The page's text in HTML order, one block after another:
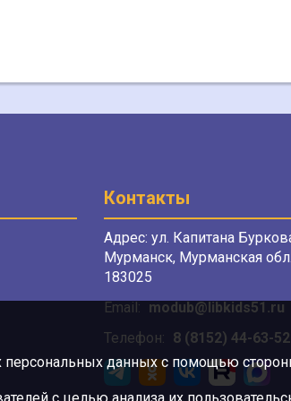
Контакты
Адрес: ул. Капитана
Мурманск, Мурманская
183025
Email: modub@libkids51.ru
Телефон: 8 (8152) 44-63-52
данных с помощью